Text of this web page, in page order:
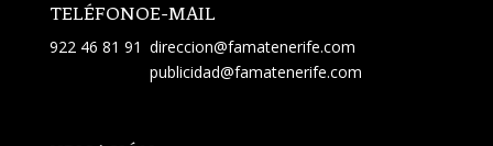
TELÉFONO
922 46 81 91
E-MAIL
direccion@famatenerife.com
publicidad@famatenerife.com